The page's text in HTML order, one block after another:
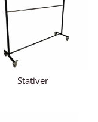
Stativer